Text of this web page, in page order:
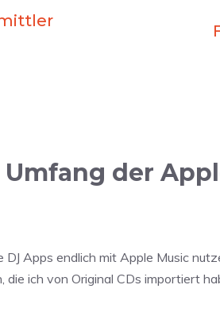
der
Apps endlich mit Apple Music
ich von Original CDs importiert